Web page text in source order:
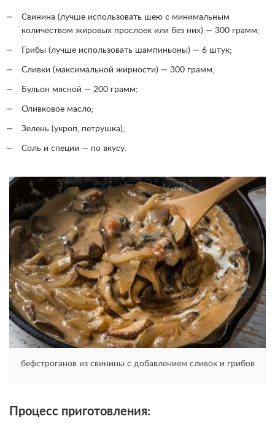
Свинина (лучше использовать шею с минимальным
количеством жировых прослоек или без них) — 300 грамм;
Грибы (лучше использовать шампиньоны) — 6 штук;
Сливки (максимальной жирности) — 300 грамм;
Бульон мясной — 200 грамм;
Оливковое масло;
Зелень (укроп, петрушка);
Соль и специи — по вкусу.
бефстроганов из свинины с добавлением сливок и грибов
Процесс приготовления: